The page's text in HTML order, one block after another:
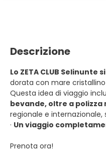
Descrizione
Lo ZETA CLUB
dorata con mare
Questa idea di viaggio
bevande, oltre a polizza
regionale e
· Un viaggio
Prenota ora!